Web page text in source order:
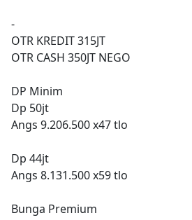
-
OTR KREDIT 315JT
OTR CASH 350JT NEGO
DP Minim
Dp 50jt
Angs 9.206.500 x47 tlo
Dp 44jt
Angs 8.131.500 x59 tlo
Bunga Premium